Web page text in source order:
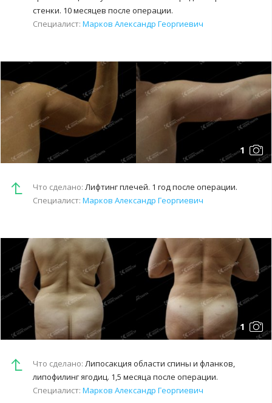
стенки. 10 месяцев после операции.
Специалист: Марков Александр Георгиевич
1
Что сделано: Лифтинг плечей. 1 год после операции.
Специалист: Марков Александр Георгиевич
1
Что сделано: Липосакция области спины и фланков,
липофилинг ягодиц. 1,5 месяца после операции.
Специалист: Марков Александр Георгиевич